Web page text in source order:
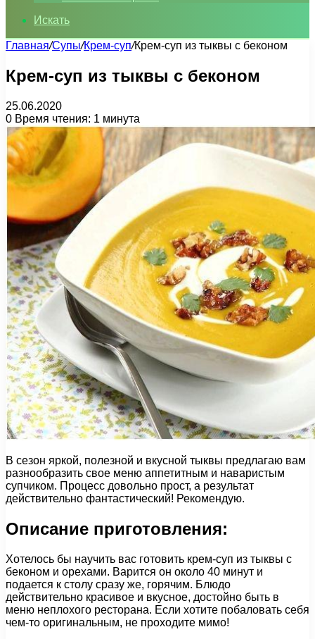
Искать
Главная/Супы/Крем-суп/Крем-суп из тыквы с беконом
Крем-суп из тыквы с беконом
25.06.2020
0 Время чтения: 1 минута
В сезон яркой, полезной и вкусной тыквы предлагаю вам
разнообразить свое меню аппетитным и наваристым
супчиком. Процесс довольно прост, а результат
действительно фантастический! Рекомендую.
Описание приготовления:
Хотелось бы научить вас готовить крем-суп из тыквы с
беконом и орехами. Варится он около 40 минут и
подается к столу сразу же, горячим. Блюдо
действительно красивое и вкусное, достойно быть в
меню неплохого ресторана. Если хотите побаловать себя
чем-то оригинальным, не проходите мимо!